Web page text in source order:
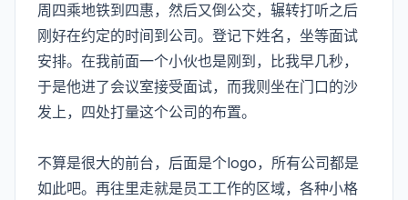
周四乘地铁到四惠，然后又倒公交，辗转打听之后
刚好在约定的时间到公司。登记下姓名，坐等面试
安排。在我前面一个小伙也是刚到，比我早几秒，
于是他进了会议室接受面试，而我则坐在门口的沙
发上，四处打量这个公司的布置。
不算是很大的前台，后面是个logo，所有公司都是
如此吧。再往里走就是员工工作的区域，各种小格